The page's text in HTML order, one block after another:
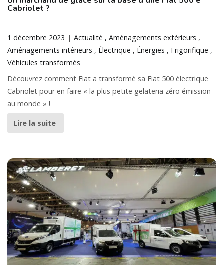
Cabriolet ?
1 décembre 2023 Actualité
Aménagements extérieurs
Aménagements intérieurs
Électrique Énergies
Frigorifique
Véhicules transformés
Découvrez comment Fiat a transformé sa Fiat 500 électrique
Cabriolet pour en faire « la plus petite gelateria zéro émission
au monde » !
Lire la suite